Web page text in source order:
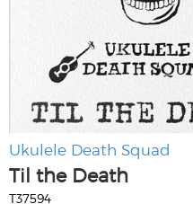
Ukulele Death Squad
Til the Death
T37594